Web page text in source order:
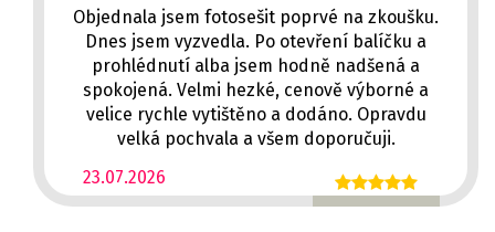
23.07.2026
Objednala jsem fotosešit poprvé na zkoušku.
Dnes jsem vyzvedla. Po otevření balíčku a
prohlédnutí alba jsem hodně nadšená a
spokojená. Velmi hezké, cenově výborné a
velice rychle vytištěno a dodáno. Opravdu
velká pochvala a všem doporučuji.